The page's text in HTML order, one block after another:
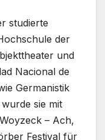
studierte
der
und
Nacional de
Germanistik
sie mit
– Ach,
Festival für